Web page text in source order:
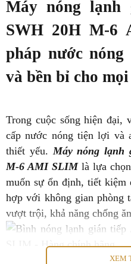
Máy nóng lạnh
SWH 20H M-6
pháp nước
và bền bỉ cho
Trong cuộc sống hiện đại,
cấp nước nóng tiện lợi và
thiết yếu.Máy nóng lạnh
M-6 AMI SLIMlà lựa
muốn sự ổn định, tiết kiệm
hợp với không gian phòng
vượt trội, khả năng chống
XEM